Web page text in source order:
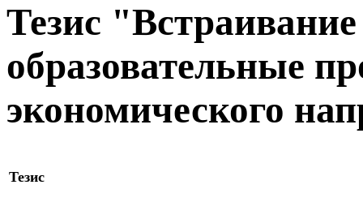
Тезис
образовательные
экономического
Тезис